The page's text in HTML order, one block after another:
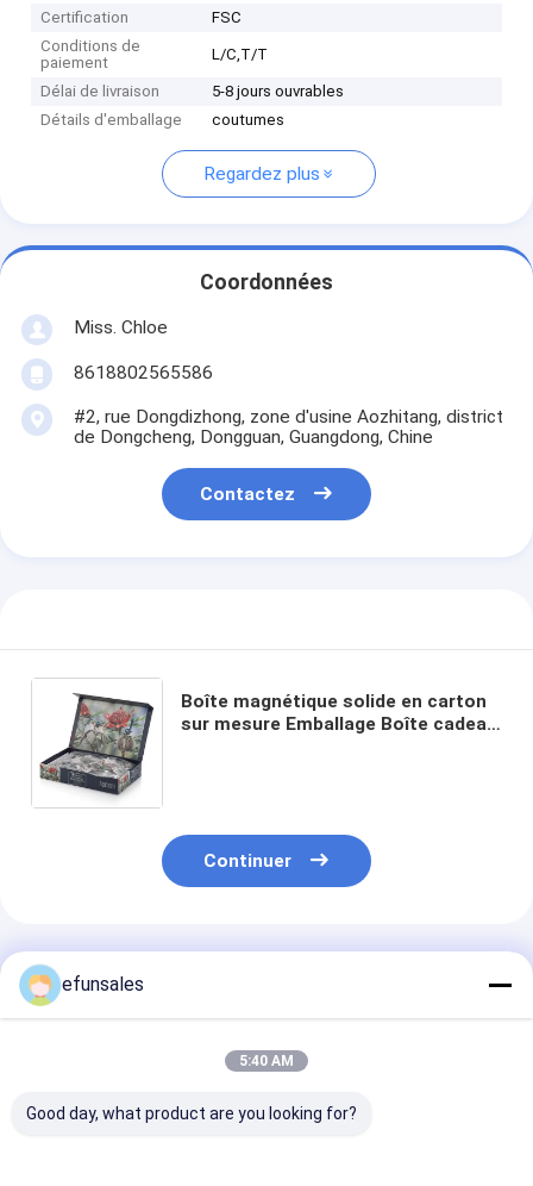
Certification
FSC
Conditions de
paiement
L/C,T/T
Délai de livraison
5-8 jours ouvrables
Détails d'emballage
coutumes
Regardez plus
Coordonnées
Miss. Chloe
8618802565586
#2, rue Dongdizhong, zone d'usine Aozhitang, district
de Dongcheng, Dongguan, Guangdong, Chine
Contactez
Boîte magnétique solide en carton
sur mesure Emballage Boîte cadeau
Continuer
Produits Recommandés
efunsales
5:40 AM
Good day, what product are you looking for?